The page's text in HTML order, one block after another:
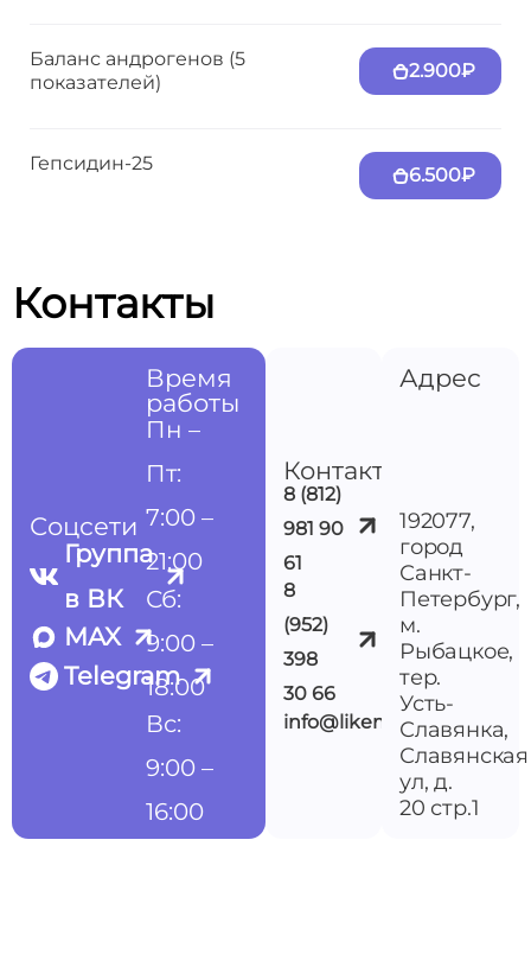
Баланс андрогенов (5
показателей)
2.900₽
Гепсидин-25
6.500₽
Контакты
Контакты
8 (812)
981 90
61
8
(952)
398
30 66
info@likemedspb.ru
Адрес
192077,
город
Санкт-
Петербург,
м.
Рыбацкое,
тер.
Усть-
Славянка,
Славянская
ул, д.
20 стр.1
Соцсети
Группа
в ВК
MAX
Telegram
Время
работы
Пн –
Пт:
7:00 –
21:00
Сб:
9:00 –
18:00
Вс:
9:00 –
16:00